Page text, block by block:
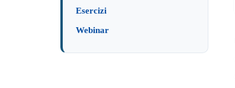
Esercizi
Webinar